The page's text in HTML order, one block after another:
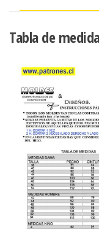
y
cantidad
Tabla de